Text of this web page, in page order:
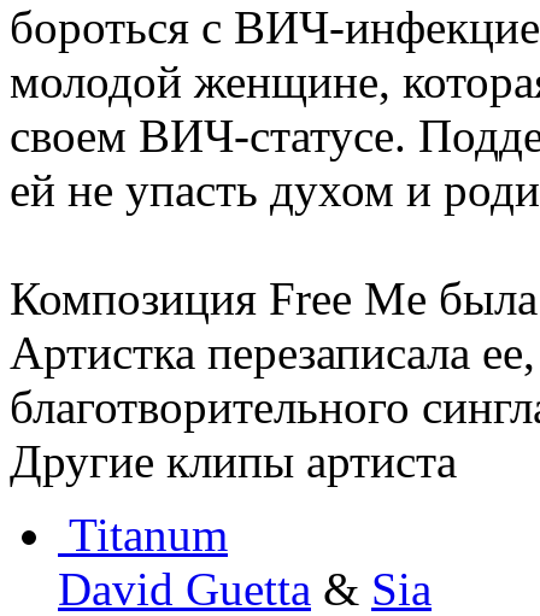
бороться с ВИЧ-
молодой женщине,
своем ВИЧ-статусе.
ей не упасть духом и
Композиция Free Me
Артистка перезаписала
благотворительного
Другие клипы артиста
Titanum
David Guetta & Sia